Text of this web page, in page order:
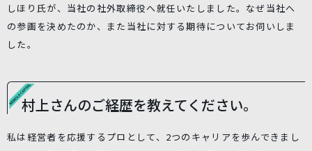
しほり氏が、当社の社外取締役へ就任いたしました。なぜ当社へ
の参画を決めたのか、また当社に対する期待についてお伺いしま
した。
村上さんのご経歴を教えてください。
私は経営者を応援するプロとして、2つのキャリアを歩んできまし